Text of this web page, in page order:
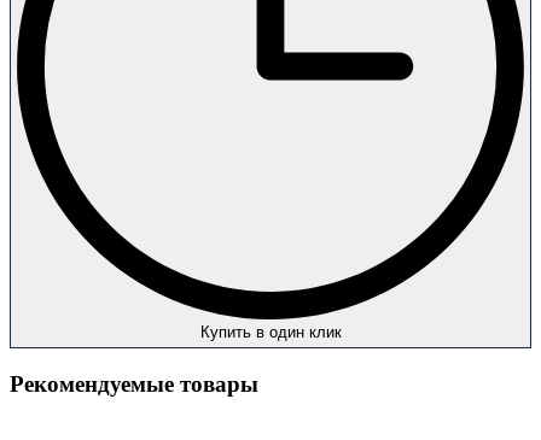
Купить в один клик
Рекомендуемые товары